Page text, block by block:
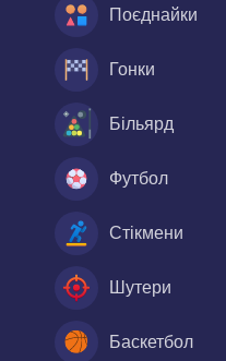
Поєднайки
Гонки
Більярд
Футбол
Стікмени
Шутери
Баскетбол